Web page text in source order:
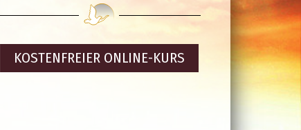
KOSTENFREIER ONLINE-KURS